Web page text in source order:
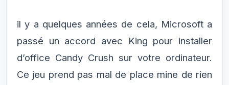
il y a quelques années de cela, Microsoft a
passé un accord avec King pour installer
d’office Candy Crush sur votre ordinateur.
Ce jeu prend pas mal de place mine de rien